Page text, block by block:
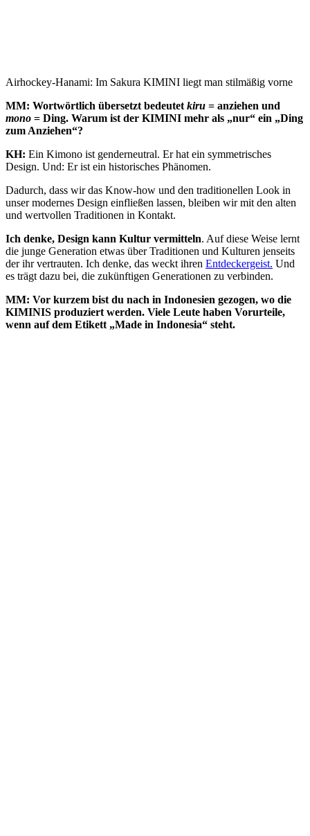
Airhockey-Hanami: Im Sakura KIMINI liegt man stilmäßig vorne
MM: Wortwörtlich übersetzt bedeutet kiru = anziehen und
mono = Ding. Warum ist der KIMINI mehr als „nur“ ein „Ding
zum Anziehen“?
KH: Ein Kimono ist genderneutral. Er hat ein symmetrisches
Design. Und: Er ist ein historisches Phänomen.
Dadurch, dass wir das Know-how und den traditionellen Look in
unser modernes Design einfließen lassen, bleiben wir mit den alten
und wertvollen Traditionen in Kontakt.
Ich denke, Design kann Kultur vermitteln. Auf diese Weise lernt
die junge Generation etwas über Traditionen und Kulturen jenseits
der ihr vertrauten. Ich denke, das weckt ihren Entdeckergeist. Und
es trägt dazu bei, die zukünftigen Generationen zu verbinden.
MM: Vor kurzem bist du nach in Indonesien gezogen, wo die
KIMINIS produziert werden. Viele Leute haben Vorurteile,
wenn auf dem Etikett „Made in Indonesia“ steht.